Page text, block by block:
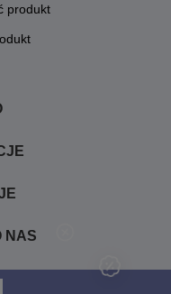
produkt
NAS